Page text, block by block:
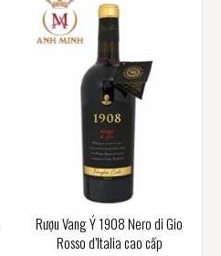
Rượu Vang Ý 1908 Nero di Gio
Rosso d’Italia cao cấp